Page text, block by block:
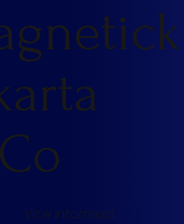
Více informací